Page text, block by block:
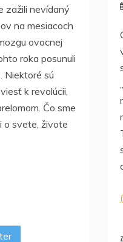
zažili nevídaný
na mesiacoch
ovocnej
roka posunuli
Niektoré sú
k revolúcii,
Čo sme
o svete, živote